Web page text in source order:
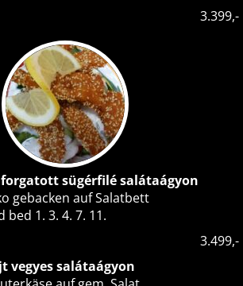
3.399,-
sügérfilé salátaágyon
gebacken auf Salatbett
bed 1. 3. 4. 7. 11.
3.499,-
vegyes salátaágyon